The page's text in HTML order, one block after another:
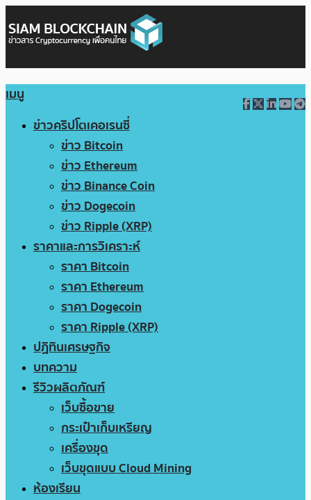
เมนู
ข่าวคริปโตเคอเรนซี่
ข่าว Bitcoin
ข่าว Ethereum
ข่าว Binance Coin
ข่าว Dogecoin
ข่าว Ripple (XRP)
ราคาและการวิเคราะห์
ราคา Bitcoin
ราคา Ethereum
ราคา Dogecoin
ราคา Ripple (XRP)
ปฏิทินเศรษฐกิจ
บทความ
รีวิวผลิตภัณฑ์
เว็บซื้อขาย
กระเป๋าเก็บเหรียญ
เครื่องขุด
เว็บขุดแบบ Cloud Mining
ห้องเรียน